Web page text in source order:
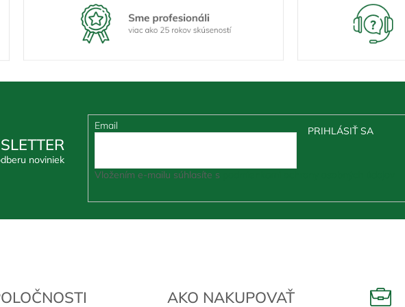
noviniek
Email
Vložením e-mailu súhlasíte s
PRIHLÁSIŤ SA
AKO NAKUPOVAŤ